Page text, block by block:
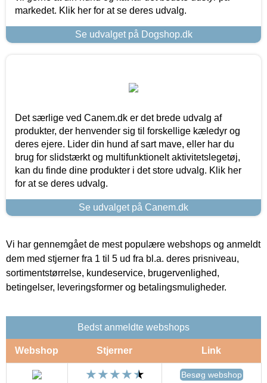
markedet. Klik her for at se deres udvalg.
Se udvalget på Dogshop.dk
Det særlige ved Canem.dk er det brede udvalg af
produkter, der henvender sig til forskellige kæledyr og
deres ejere. Lider din hund af sart mave, eller har du
brug for slidstærkt og multifunktionelt aktivitetslegetøj,
kan du finde dine produkter i det store udvalg. Klik her
for at se deres udvalg.
Se udvalget på Canem.dk
Vi har gennemgået de mest populære webshops og anmeldt
dem med stjerner fra 1 til 5 ud fra bl.a. deres prisniveau,
sortimentstørrelse, kundeservice, brugervenlighed,
betingelser, leveringsformer og betalingsmuligheder.
Bedst anmeldte webshops
Webshop Stjerner Link
Besøg webshop